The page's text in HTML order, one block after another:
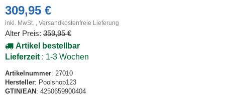
309,95 €
inkl. MwSt. , Versandkostenfreie Lieferung
Alter Preis: 359,95 €
Artikel bestellbar
Lieferzeit : 1-3 Wochen
Artikelnummer: 27010
Hersteller: Poolshop123
GTIN/EAN : 4250659900404